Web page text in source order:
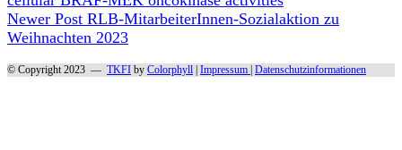
Newer Post RLB-MitarbeiterInnen-Sozialaktion zu
Weihnachten 2023
© Copyright 2023 — TKFI by Colorphyll Impressum Datenschutzinformationen